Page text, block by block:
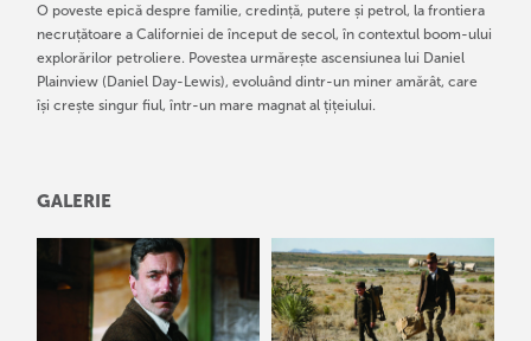
O poveste epică despre familie, credință, putere și petrol, la frontiera
necruțătoare a Californiei de început de secol, în contextul boom-ului
explorărilor petroliere. Povestea urmărește ascensiunea lui Daniel
Plainview (Daniel Day-Lewis), evoluând dintr-un miner amărât, care
își crește singur fiul, într-un mare magnat al țițeiului.
GALERIE